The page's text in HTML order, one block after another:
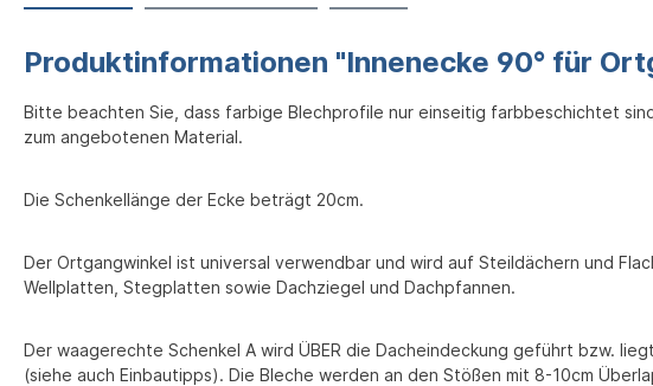
Produktinformationen "Innenecke 90° für
Bitte beachten Sie, dass farbige Blechprofile nur einseitig farbbeschichtet
zum angebotenen Material.
Die Schenkellänge der Ecke beträgt 20cm.
Der Ortgangwinkel ist universal verwendbar und wird auf Steildächern und
Wellplatten, Stegplatten sowie Dachziegel und Dachpfannen.
Der waagerechte Schenkel A wird ÜBER die Dacheindeckung geführt bzw.
(siehe auch Einbautipps). Die Bleche werden an den Stößen mit 8-10cm